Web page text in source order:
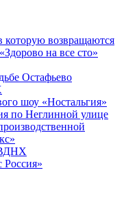
возвращаются
на все сто»
Остафьево
шоу «Ностальгия»
по Неглинной улице
ВДНХ